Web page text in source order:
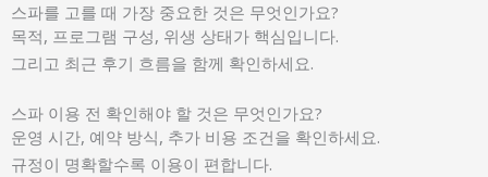
스파를 고를 때 가장 중요한 것은 무엇인가요?
목적, 프로그램 구성, 위생 상태가 핵심입니다.
그리고 최근 후기 흐름을 함께 확인하세요.
스파 이용 전 확인해야 할 것은 무엇인가요?
운영 시간, 예약 방식, 추가 비용 조건을 확인하세요.
규정이 명확할수록 이용이 편합니다.